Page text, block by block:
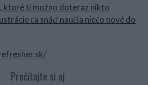
Prečítajte si aj